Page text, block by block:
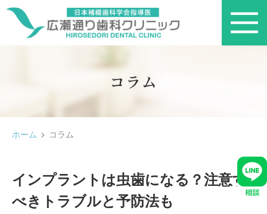
コラム
ホーム コラム
インプラントは虫歯になる？注意す
べきトラブルと予防法も